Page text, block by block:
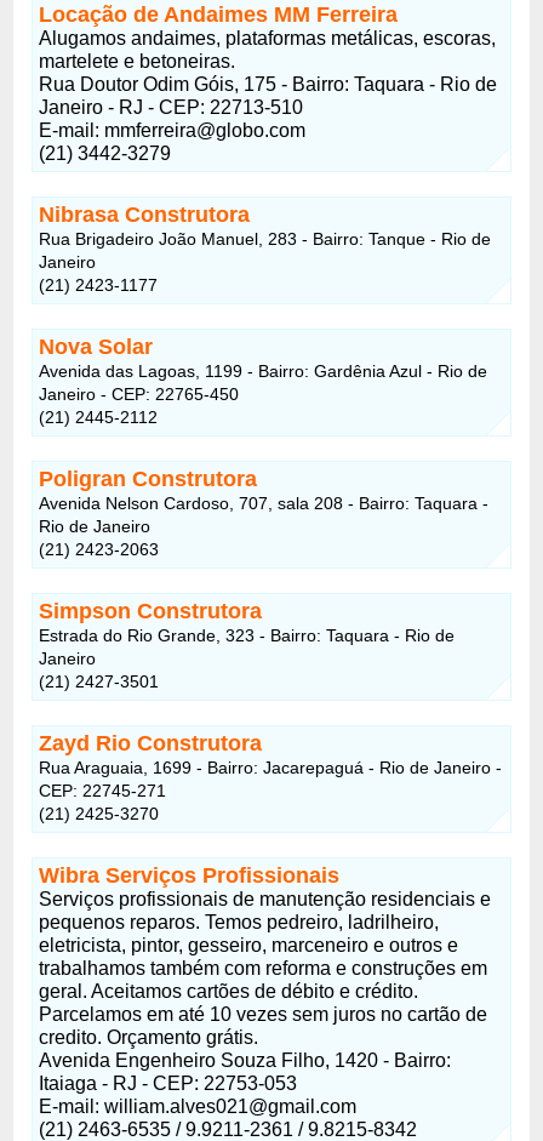
Locação de Andaimes MM Ferreira
Alugamos andaimes, plataformas metálicas, escoras,
martelete e betoneiras.
Rua Doutor Odim Góis, 175 - Bairro: Taquara - Rio de
Janeiro - RJ - CEP: 22713-510
E-mail: mmferreira@globo.com
(21) 3442-3279
Nibrasa Construtora
Rua Brigadeiro João Manuel, 283 - Bairro: Tanque - Rio de
Janeiro
(21) 2423-1177
Nova Solar
Avenida das Lagoas, 1199 - Bairro: Gardênia Azul - Rio de
Janeiro - CEP: 22765-450
(21) 2445-2112
Poligran Construtora
Avenida Nelson Cardoso, 707, sala 208 - Bairro: Taquara -
Rio de Janeiro
(21) 2423-2063
Simpson Construtora
Estrada do Rio Grande, 323 - Bairro: Taquara - Rio de
Janeiro
(21) 2427-3501
Zayd Rio Construtora
Rua Araguaia, 1699 - Bairro: Jacarepaguá - Rio de Janeiro -
CEP: 22745-271
(21) 2425-3270
Wibra Serviços Profissionais
Serviços profissionais de manutenção residenciais e
pequenos reparos. Temos pedreiro, ladrilheiro,
eletricista, pintor, gesseiro, marceneiro e outros e
trabalhamos também com reforma e construções em
geral. Aceitamos cartões de débito e crédito.
Parcelamos em até 10 vezes sem juros no cartão de
credito. Orçamento grátis.
Avenida Engenheiro Souza Filho, 1420 - Bairro:
Itaiaga - RJ - CEP: 22753-053
E-mail: william.alves021@gmail.com
(21) 2463-6535 / 9.9211-2361 / 9.8215-8342